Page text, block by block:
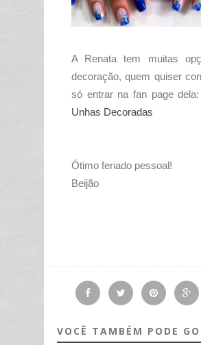
A Renata tem muitas
decoração, quem quiser
só entrar na fan page dela:
Unhas Decoradas
Ótimo feriado pessoal!
Beijão
VOCÊ TAMBÉM PODE